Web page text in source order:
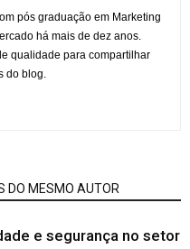
pós graduação em Marketing
há mais de dez anos.
qualidade para compartilhar
do blog.
DO MESMO AUTOR
e segurança no setor